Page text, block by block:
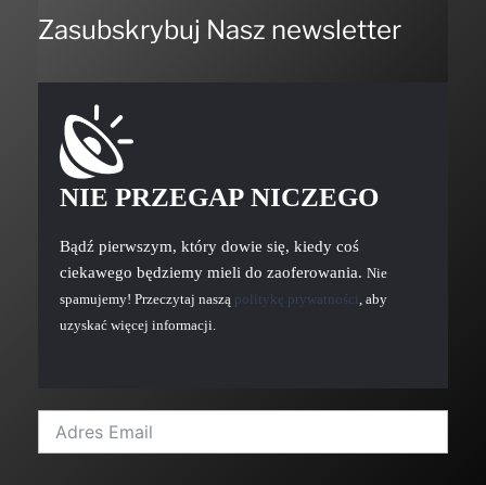
Zasubskrybuj Nasz newsletter
NIE PRZEGAP NICZEGO
Bądź pierwszym, który dowie się, kiedy coś
ciekawego będziemy mieli do zaoferowania. Nie
spamujemy! Przeczytaj naszą politykę prywatności, aby
uzyskać więcej informacji.